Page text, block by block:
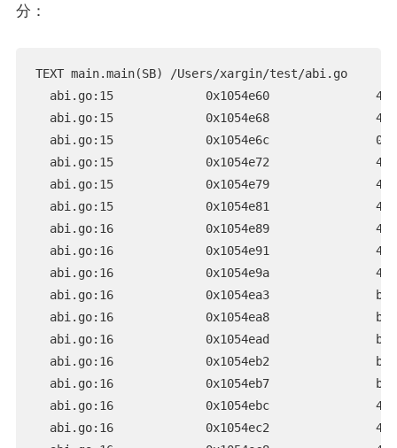
分：
TEXT main.main(SB) /Users/xargin/test/abi.go
abi.go:15             0x1054e60
abi.go:15             0x1054e68
abi.go:15             0x1054e6c
abi.go:15             0x1054e72
abi.go:15             0x1054e79
abi.go:15             0x1054e81
abi.go:16             0x1054e89
abi.go:16             0x1054e91
abi.go:16             0x1054e9a
abi.go:16             0x1054ea3
abi.go:16             0x1054ea8
abi.go:16             0x1054ead
abi.go:16             0x1054eb2
abi.go:16             0x1054eb7
abi.go:16             0x1054ebc
abi.go:16             0x1054ec2